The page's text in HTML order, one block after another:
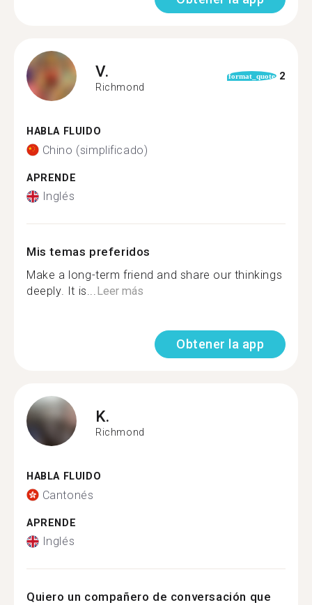
V.
Richmond
format_quote 2
HABLA FLUIDO
Chino (simplificado)
APRENDE
Inglés
Mis temas preferidos
Make a long-term friend and share our thinkings
deeply. It is...Leer más
Obtener la app
K.
Richmond
HABLA FLUIDO
Cantonés
APRENDE
Inglés
Quiero un compañero de conversación que